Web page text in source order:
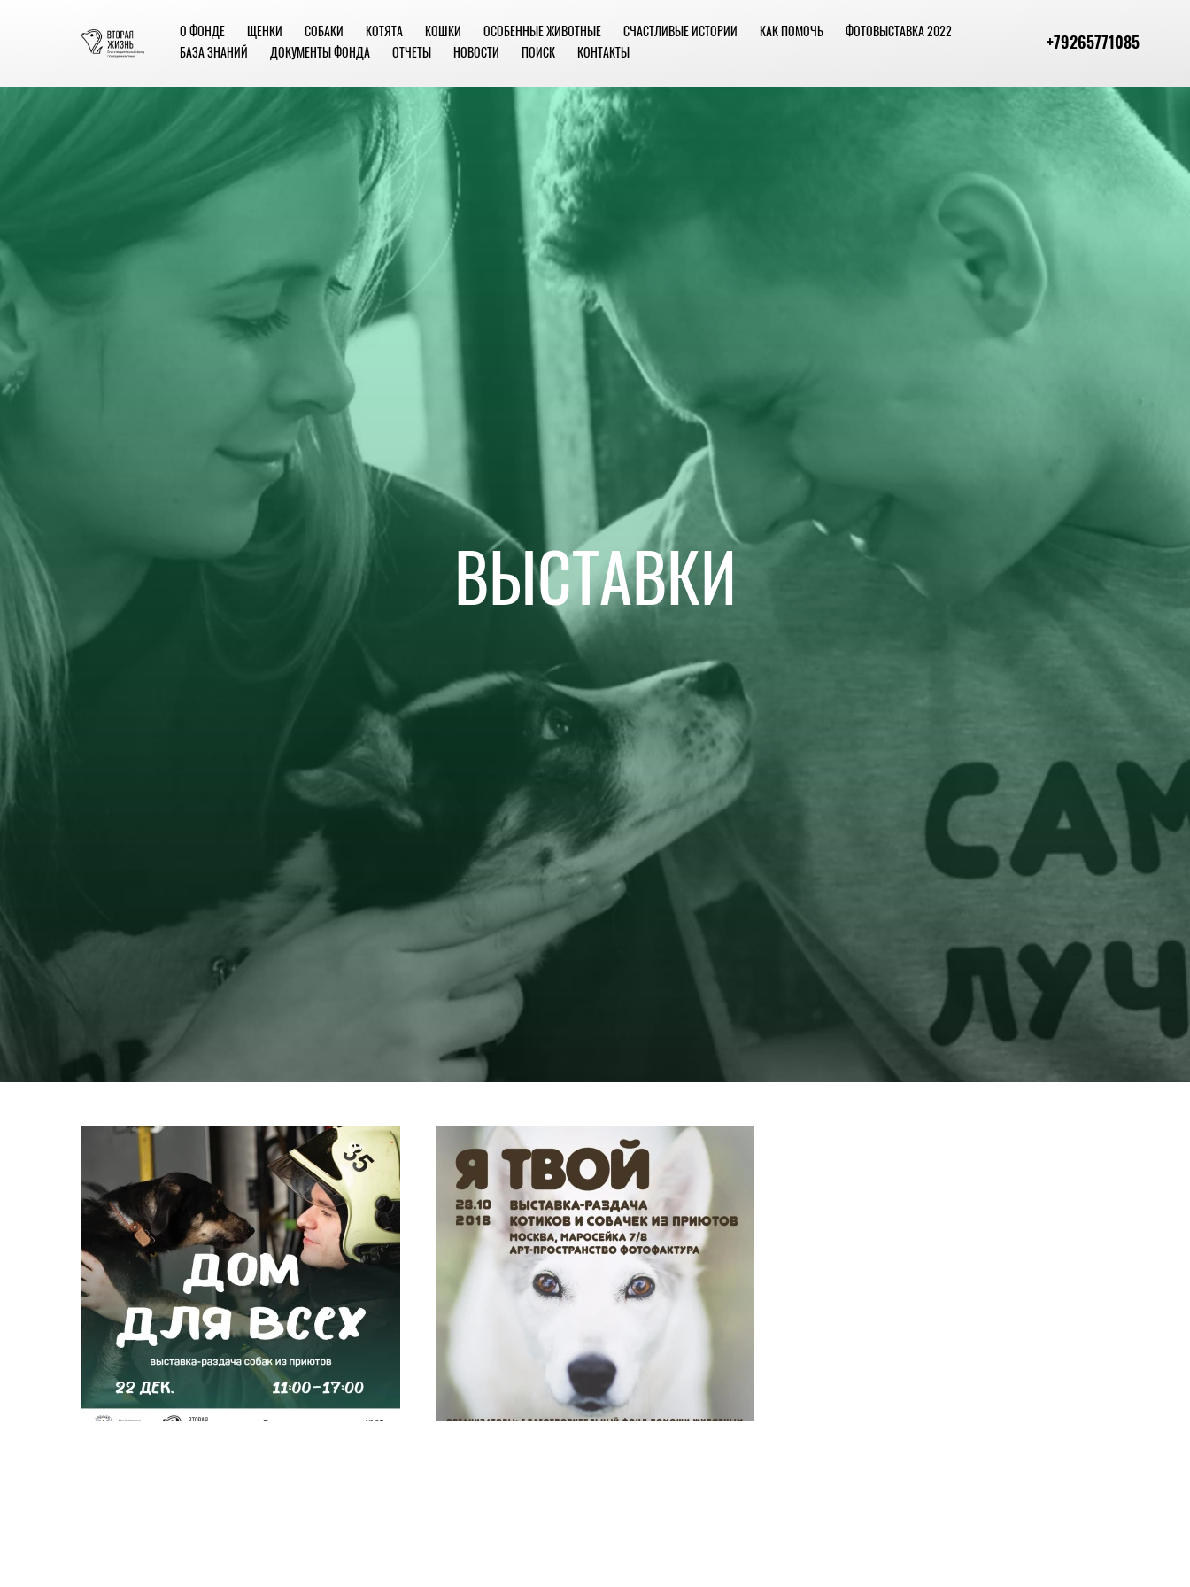
О ФОНДЕ ЩЕНКИ СОБАКИ КОТЯТА КОШКИ ОСОБЕННЫЕ ЖИВОТНЫЕ СЧАСТЛИВЫЕ ИСТОРИИ КАК ПОМОЧЬ
ФОТОВЫСТАВКА 2022
БАЗА ЗНАНИЙ
ДОКУМЕНТЫ ФОНДА ОТЧЕТЫ НОВОСТИ ПОИСК КОНТАКТЫ +79265771085
ВЫСТАВКИ